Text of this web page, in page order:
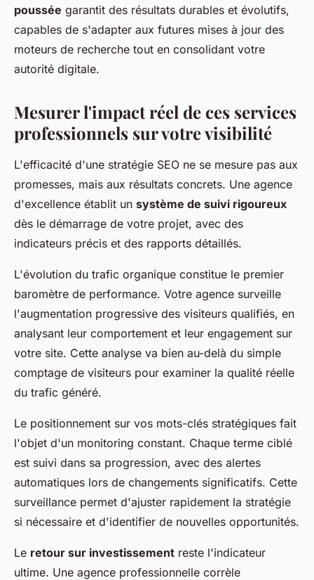
poussée garantit des résultats durables et évolutifs,
capables de s'adapter aux futures mises à jour des
moteurs de recherche tout en consolidant votre
autorité digitale.
Mesurer l'impact réel de ces services
professionnels sur votre visibilité
L'efficacité d'une stratégie SEO ne se mesure pas aux
promesses, mais aux résultats concrets. Une agence
d'excellence établit un système de suivi rigoureux
dès le démarrage de votre projet, avec des
indicateurs précis et des rapports détaillés.
L'évolution du trafic organique constitue le premier
baromètre de performance. Votre agence surveille
l'augmentation progressive des visiteurs qualifiés, en
analysant leur comportement et leur engagement sur
votre site. Cette analyse va bien au-delà du simple
comptage de visiteurs pour examiner la qualité réelle
du trafic généré.
Le positionnement sur vos mots-clés stratégiques fait
l'objet d'un monitoring constant. Chaque terme ciblé
est suivi dans sa progression, avec des alertes
automatiques lors de changements significatifs. Cette
surveillance permet d'ajuster rapidement la stratégie
si nécessaire et d'identifier de nouvelles opportunités.
Le retour sur investissement reste l'indicateur
ultime. Une agence professionnelle corrèle